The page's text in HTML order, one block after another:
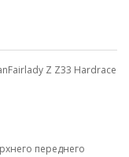
Z Z33 Hardrace
переднего